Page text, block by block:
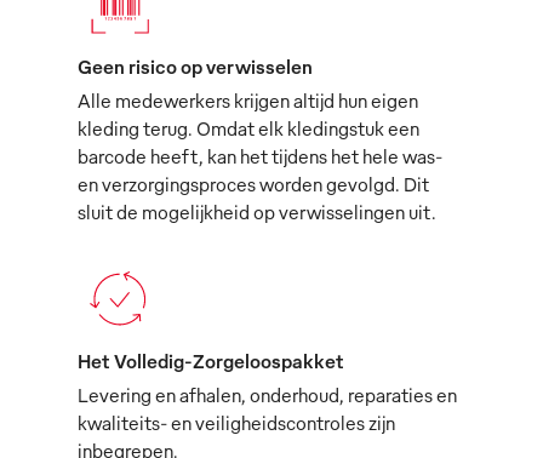
Geen risico op verwisselen
Alle medewerkers krijgen altijd hun eigen
kleding terug. Omdat elk kledingstuk een
barcode heeft, kan het tijdens het hele was-
en verzorgingsproces worden gevolgd. Dit
sluit de mogelijkheid op verwisselingen uit.
Het Volledig-Zorgeloospakket
Levering en afhalen, onderhoud, reparaties en
kwaliteits- en veiligheidscontroles zijn
inbegrepen.